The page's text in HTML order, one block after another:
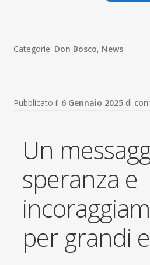
Categorie: Don Bosco, News
Pubblicato il 6 Gennaio 2025 di
Un
speranza e
per grandi